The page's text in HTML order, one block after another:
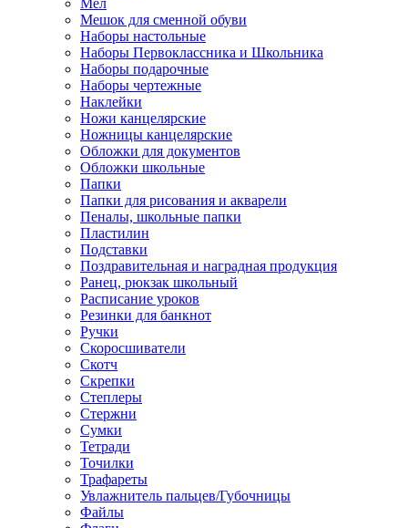
Мел
Мешок для сменной обуви
Наборы настольные
Наборы Первоклассника и Школьника
Наборы подарочные
Наборы чертежные
Наклейки
Ножи канцелярские
Ножницы канцелярские
Обложки для документов
Обложки школьные
Папки
Папки для рисования и акварели
Пеналы, школьные папки
Пластилин
Подставки
Поздравительная и наградная продукция
Ранец, рюкзак школьный
Расписание уроков
Резинки для банкнот
Ручки
Скоросшиватели
Скотч
Скрепки
Степлеры
Стержни
Сумки
Тетради
Точилки
Трафареты
Увлажнитель пальцев/Губочницы
Файлы